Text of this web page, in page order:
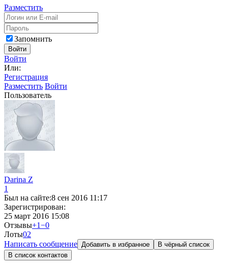
Разместить
Запомнить
Войти
Войти
Или:
Регистрация
Разместить Войти
Пользователь
Darina Z
1
Был на сайте:8 сен 2016 11:17
Зарегистрирован:
25 март 2016 15:08
Отзывы+1−0
Лоты02
Написать сообщение Добавить в избранное
В чёрный список
В список контактов